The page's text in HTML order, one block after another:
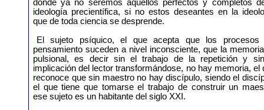
donde ya no seremos aquellos perfectos y completos
ideología precientífica, si no estos deseantes en la
que de toda ciencia se desprende.
El sujeto psíquico, el que acepta que los procesos
pensamiento suceden a nivel inconsciente, que la
pulsional, es decir sin el trabajo de la repetición y
implicación del lector transformándose, no hay memoria, el
reconoce que sin maestro no hay discípulo, siendo el
el que tiene que tomarse el trabajo de construir un
ese sujeto es un habitante del siglo XXI.